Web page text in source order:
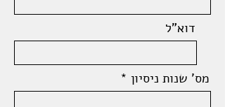
דוא"ל
מס' שנות ניסיון